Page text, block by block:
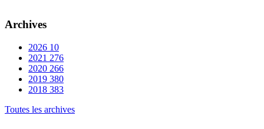
Archives
2026 10
2021 276
2020 266
2019 380
2018 383
Toutes les archives